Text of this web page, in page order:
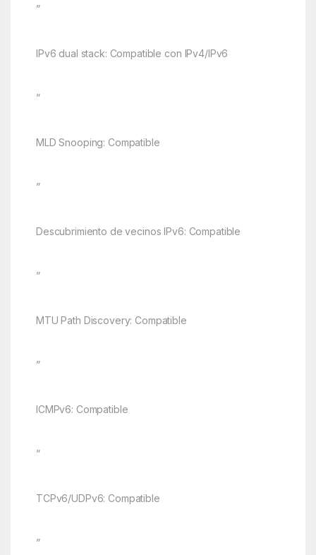
”
IPv6 dual stack: Compatible con IPv4/IPv6
”
MLD Snooping: Compatible
”
Descubrimiento de vecinos IPv6: Compatible
”
MTU Path Discovery: Compatible
”
ICMPv6: Compatible
”
TCPv6/UDPv6: Compatible
”